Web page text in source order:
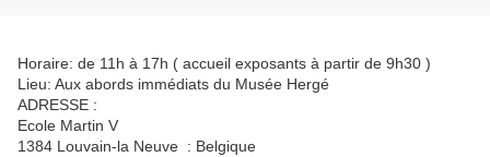
Horaire: de 11h à 17h ( accueil exposants à partir de 9h30 )
Lieu: Aux abords immédiats du Musée Hergé
ADRESSE :
Ecole Martin V
1384 Louvain-la Neuve : Belgique